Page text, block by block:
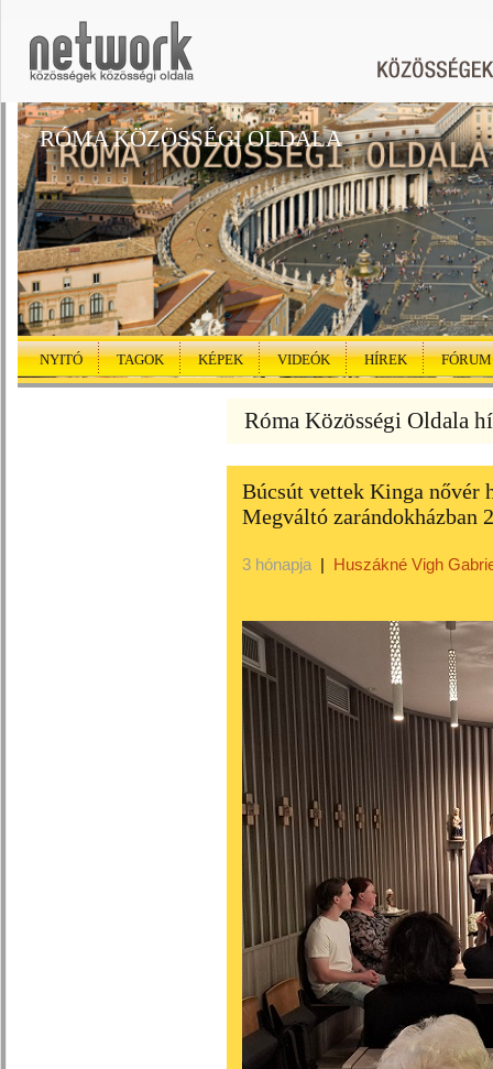
RÓMA KÖZÖSSÉGI OLDALA
NYITÓ TAGOK KÉPEK VIDEÓK HÍREK FÓRUM
Róma Közösségi Oldala
Búcsút vettek Kinga nővér
Megváltó zarándokházban
3 hónapja | Huszákné Vigh